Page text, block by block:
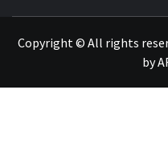
Copyright © All rights
by